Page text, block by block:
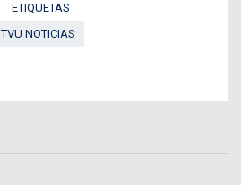
ETIQUETAS
TVU NOTICIAS